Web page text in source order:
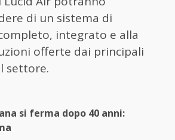
di un sistema di
integrato e alla
offerte dai principali
settore.
si ferma dopo 40 anni: